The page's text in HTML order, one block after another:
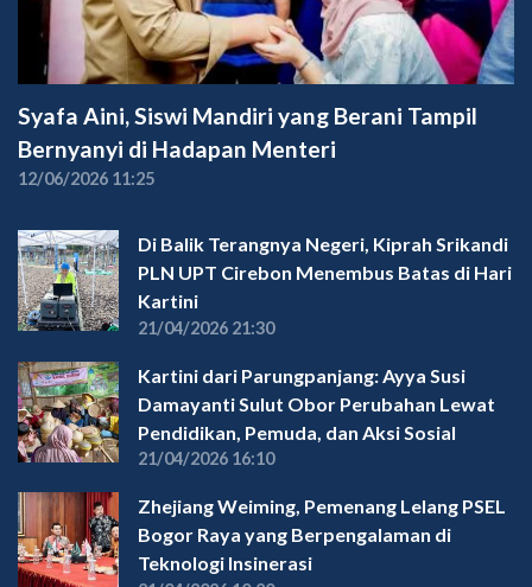
Syafa Aini, Siswi Mandiri yang Berani Tampil
Bernyanyi di Hadapan Menteri
12/06/2026 11:25
Di Balik Terangnya Negeri, Kiprah Srikandi
PLN UPT Cirebon Menembus Batas di Hari
Kartini
21/04/2026 21:30
Kartini dari Parungpanjang: Ayya Susi
Damayanti Sulut Obor Perubahan Lewat
Pendidikan, Pemuda, dan Aksi Sosial
21/04/2026 16:10
Zhejiang Weiming, Pemenang Lelang PSEL
Bogor Raya yang Berpengalaman di
Teknologi Insinerasi